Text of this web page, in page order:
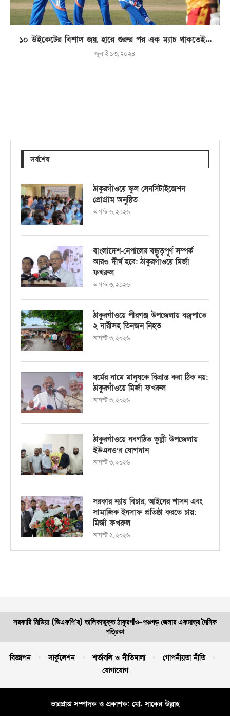
১০ উইকেটের বিশাল জয়, হারে শুরুর পর এক ম্যাচ থাকতেই...
জুলাই ১৩, ২০২৪
সর্বশেষ
ঠাকুরগাঁওয়ে স্কুল সেনসিটাইজেশন
প্রোগ্রাম অনুষ্ঠিত
আগস্ট ৬, ২০২৬
বাংলাদেশ-নেপালের বন্ধুত্বপূর্ণ সম্পর্ক
আরও দীর্ঘ হবে: ঠাকুরগাঁওয়ে মির্জা
ফখরুল
আগস্ট ৩, ২০২৬
ঠাকুরগাঁওয়ে পীরগঞ্জ উপজেলায় বজ্রপাতে
২ নারীসহ তিনজন নিহত
আগস্ট ৩, ২০২৬
ধর্মের নামে মানুষকে বিভ্রান্ত করা ঠিক নয়:
ঠাকুরগাঁওয়ে মির্জা ফখরুল
আগস্ট ৩, ২০২৬
ঠাকুরগাঁওয়ে নবগঠিত ভূল্লী উপজেলায়
ইউএনও’র যোগদান
আগস্ট ৩, ২০২৬
সরকার ন্যায় বিচার, আইনের শাসন এবং
সামাজিক ইনসাফ প্রতিষ্ঠা করতে চায়:
মির্জা ফখরুল
আগস্ট ২, ২০২৬
সরকারি মিডিয়া (ডিএফপি’র) তালিকাভুক্ত ঠাকুরগাঁও-পঞ্চগড় জেলার একমাত্র দৈনিক
পত্রিকা
বিজ্ঞাপন সার্কুলেশন শর্তাবলি ও নীতিমালা
গোপনীয়তা নীতি
যোগাযোগ
ভারপ্রাপ্ত সম্পাদক ও প্রকাশক: মো. সাকের উল্লাহ